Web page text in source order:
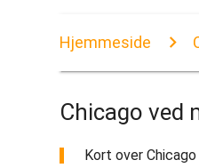
Hjemmeside
Chicago ved
Kort over